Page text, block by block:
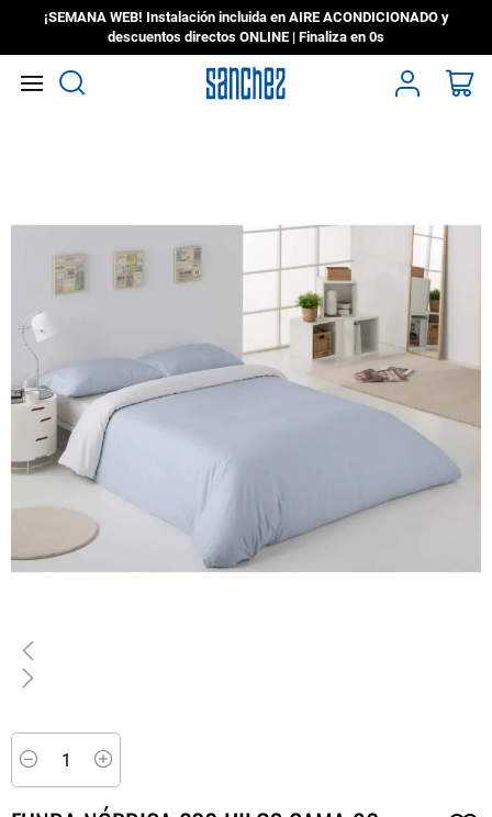
¡SEMANA WEB! Instalación incluida en AIRE ACONDICIONADO y
descuentos directos ONLINE | Finaliza en 0s
galería
imágenes
al
comienzo
de
Minus